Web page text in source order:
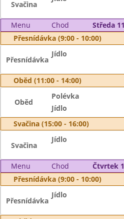
Svačina
Menu Chod
Středa
Přesnídávka (9:00 - 10:00)
Přesnídávka
Jídlo
Oběd (11:00 - 14:00)
Oběd
Polévka
Jídlo
Svačina (15:00 - 16:00)
Svačina
Jídlo
Menu Chod
Čtvrtek
Přesnídávka (9:00 - 10:00)
Přesnídávka
Jídlo